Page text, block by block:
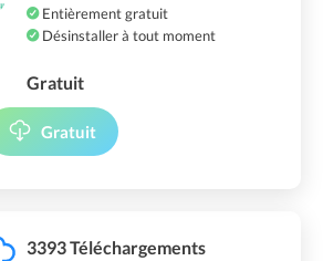
Entièrement gratuit
Désinstaller à tout moment
Gratuit
Gratuit
3393 Téléchargements